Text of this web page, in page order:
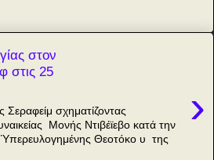
στον
στις 25
›
σχηματίζοντας
Μονής Ντιβέϊεβο κατά την
Ὑπερευλογημένης Θεοτόκο υ της